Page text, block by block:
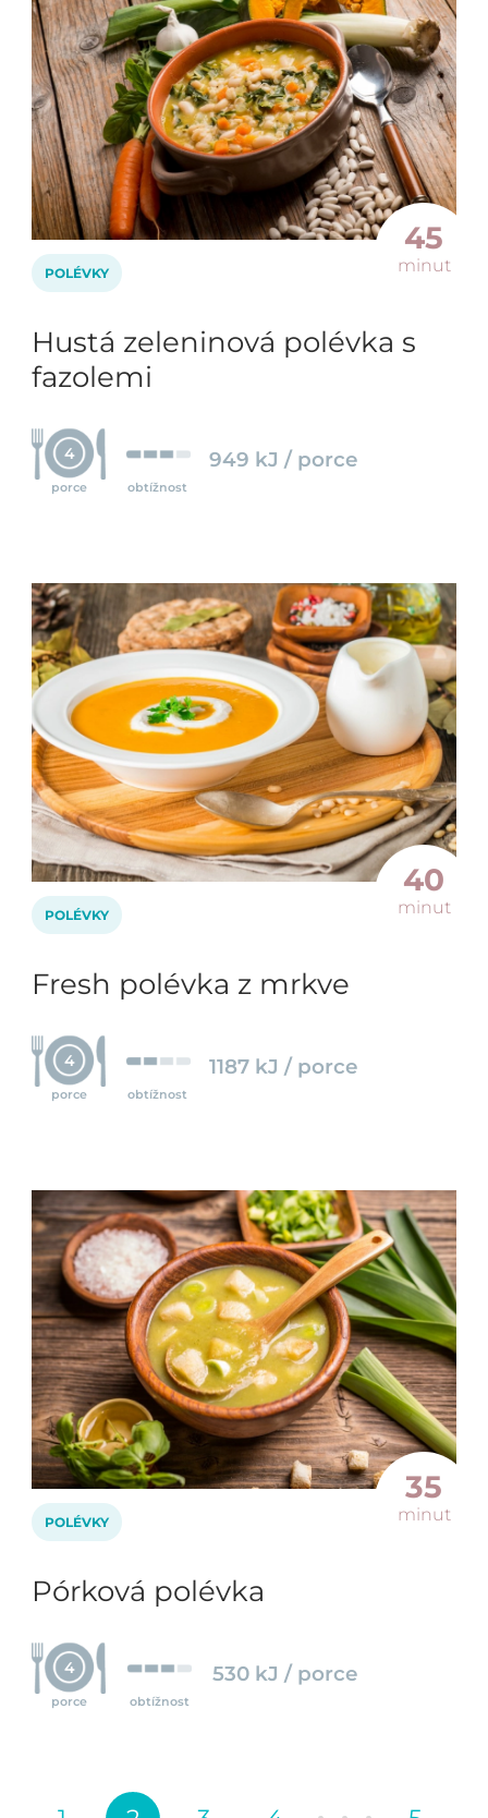
45
minut
POLÉVKY
Hustá zeleninová polévka s
fazolemi
4
porce obtížnost
949 kJ / porce
40
minut
POLÉVKY
Fresh polévka z mrkve
4
porce obtížnost
1187 kJ / porce
35
minut
POLÉVKY
Pórková polévka
4
porce obtížnost
530 kJ / porce